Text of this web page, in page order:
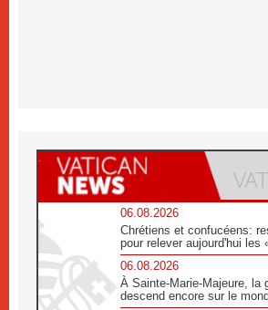
06.08.2026
Chrétiens et confucéens:
pour relever aujourd'hui les
06.08.2026
À Sainte-Marie-Majeure, la
descend encore sur le